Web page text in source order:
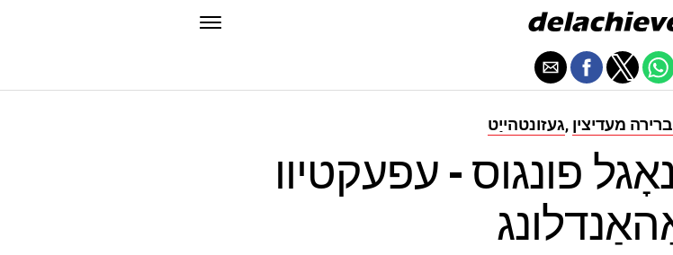
געזונטהייַט, מעדיצין
נאָגל פונגוס - עפעקטיוו